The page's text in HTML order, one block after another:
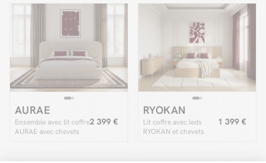
AURAE
Ensemble avec lit coffre
AURAE avec chevets
2 399 €
RYOKAN
Lit coffre avec leds
RYOKAN et chevets
1 399 €